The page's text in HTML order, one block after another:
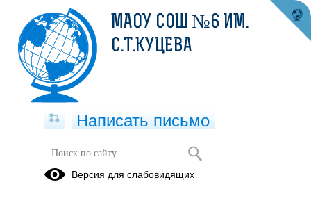
По вопросам тестирования детей
иностранных граждан на знание
МАОУ СОШ №6 ИМ.
С.Т.КУЦЕВА
Написать письмо
Версия для слабовидящих